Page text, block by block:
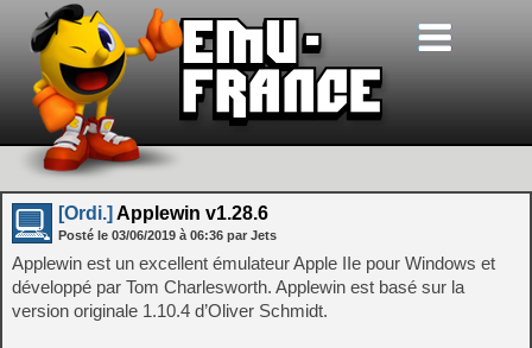
[Ordi.] Applewin v1.28.6
Posté le 03/06/2019 à 06:36 par Jets
Applewin est un excellent émulateur Apple IIe pour Windows et
développé par Tom Charlesworth. Applewin est basé sur la
version originale 1.10.4 d’Oliver Schmidt.